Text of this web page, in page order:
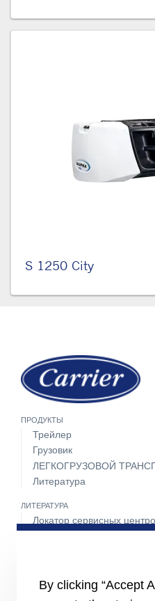
S 1250 City
ПРОДУКТЫ
Трейлер
Грузовик
ЛЕГКОГРУЗОВОЙ
Литература
ЛИТЕРАТУРА
Локатор сервисных
Карьера
By clicking “Accept